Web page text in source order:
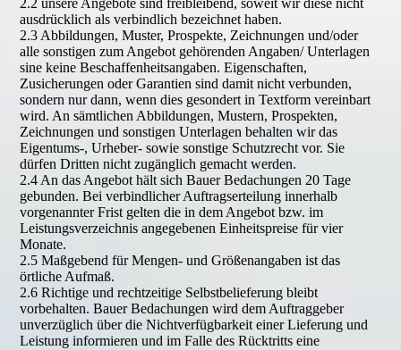
2.2 unsere Angebote sind freibleibend, soweit wir diese nicht
ausdrücklich als verbindlich bezeichnet haben.
2.3 Abbildungen, Muster, Prospekte, Zeichnungen und/oder
alle sonstigen zum Angebot gehörenden Angaben/ Unterlagen
sine keine Beschaffenheitsangaben. Eigenschaften,
Zusicherungen oder Garantien sind damit nicht verbunden,
sondern nur dann, wenn dies gesondert in Textform vereinbart
wird. An sämtlichen Abbildungen, Mustern, Prospekten,
Zeichnungen und sonstigen Unterlagen behalten wir das
Eigentums-, Urheber- sowie sonstige Schutzrecht vor. Sie
dürfen Dritten nicht zugänglich gemacht werden.
2.4 An das Angebot hält sich Bauer Bedachungen 20 Tage
gebunden. Bei verbindlicher Auftragserteilung innerhalb
vorgenannter Frist gelten die in dem Angebot bzw. im
Leistungsverzeichnis angegebenen Einheitspreise für vier
Monate.
2.5 Maßgebend für Mengen- und Größenangaben ist das
örtliche Aufmaß.
2.6 Richtige und rechtzeitige Selbstbelieferung bleibt
vorbehalten. Bauer Bedachungen wird dem Auftraggeber
unverzüglich über die Nichtverfügbarkeit einer Lieferung und
Leistung informieren und im Falle des Rücktritts eine